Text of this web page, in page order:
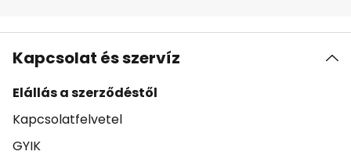
Kapcsolat és szervíz
Elállás a szerződéstől
Kapcsolatfelvetel
GYIK